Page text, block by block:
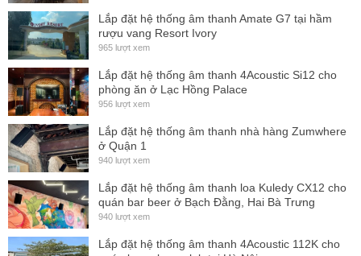
Lắp đặt hệ thống âm thanh Amate G7 tại hầm
rượu vang Resort Ivory
965 lượt xem
Lắp đặt hệ thống âm thanh 4Acoustic Si12 cho
phòng ăn ở Lạc Hồng Palace
956 lượt xem
Lắp đặt hệ thống âm thanh nhà hàng Zumwhere
ở Quận 1
940 lượt xem
Lắp đặt hệ thống âm thanh loa Kuledy CX12 cho
quán bar beer ở Bạch Đằng, Hai Bà Trưng
940 lượt xem
Lắp đặt hệ thống âm thanh 4Acoustic 112K cho